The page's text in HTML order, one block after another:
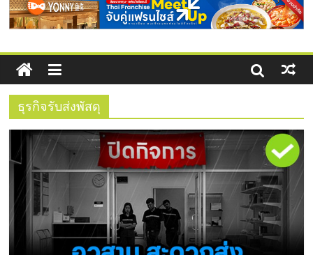
สัมมนาออนไลน์ โอกาสบริหารสถานี
บริการน้ำมัน Shell
ข้อมูล
ธุรกิจ
SME
แห่ง
ประเทศไทย,
ThaiSMEsCenter,
ธุรกิจรับส่งพัสดุ